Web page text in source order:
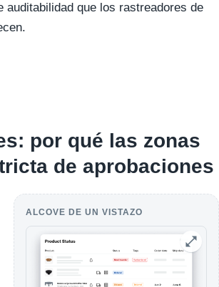
auditabilidad que los rastreadores de
por qué las zonas
de aprobaciones
ALCOVE DE UN VISTAZO